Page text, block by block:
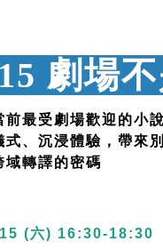
劇場
前最受劇場歡迎的小
式、沉浸體驗，帶來
域轉譯的密碼
(六) 16:30-18:30